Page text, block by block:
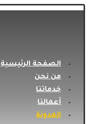
الصفحة الرئيسية
من نحن
خدماتنا
أعمالنا
المدونة